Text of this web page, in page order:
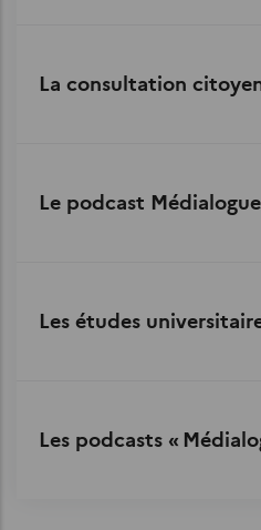
La consultation
Le podcast
Les études
Les podcasts «